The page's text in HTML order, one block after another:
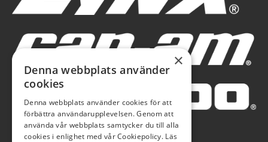
×
Denna webbplats använder
cookies
Denna webbplats använder cookies för att
förbättra användarupplevelsen. Genom att
använda vår webbplats samtycker du till alla
cookies i enlighet med vår Cookiepolicy. Läs